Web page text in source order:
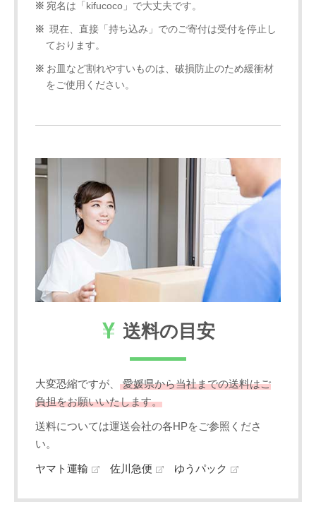
宛名は「kifucoco」で大丈夫です。
現在、直接「持ち込み」でのご寄付は受付を停止し
ております。
お皿など割れやすいものは、破損防止のため緩衝材
をご使用ください。
送料の目安
大変恐縮ですが、 愛媛県から当社までの送料はご
負担をお願いいたします。
送料については運送会社の各HPをご参照くださ
い。
ヤマト運輸 佐川急便 ゆうパック